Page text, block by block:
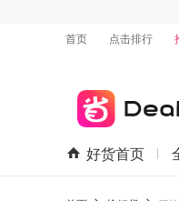
首页 点击排行
好货首页